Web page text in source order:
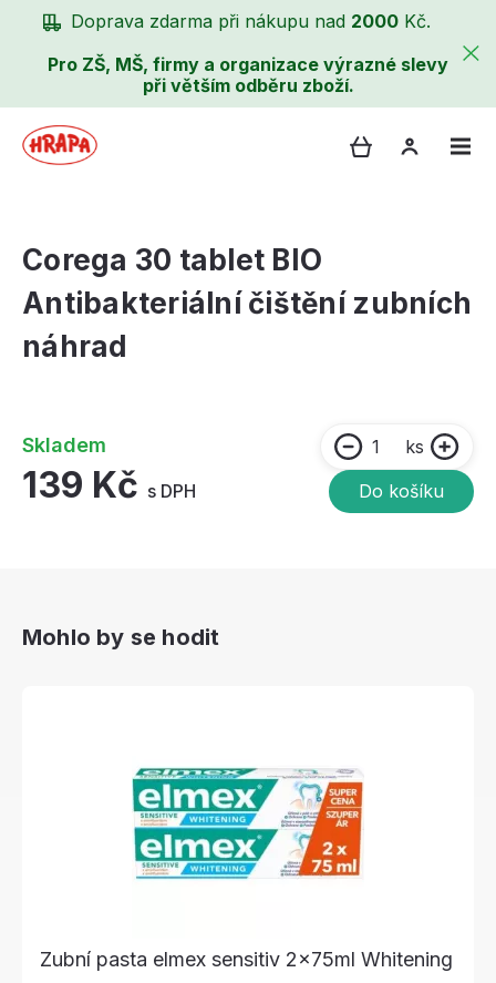
Doprava zdarma při nákupu nad 2000 Kč.
Pro ZŠ, MŠ, firmy a organizace výrazné slevy
při větším odběru zboží.
Corega 30 tablet BIO
Antibakteriální čištění zubních
náhrad
Skladem
139 Kč s DPH
ks
Do košíku
Mohlo by se hodit
Zubní pasta elmex sensitiv 2x75ml Whitening